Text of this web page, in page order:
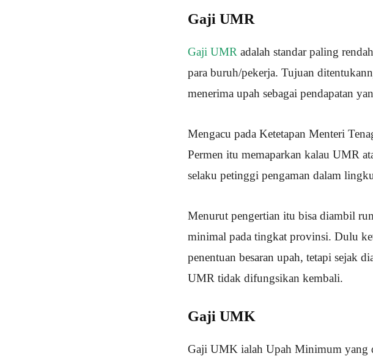
Gaji UMR
Gaji UMR adalah standar paling
para buruh/pekerja. Tujuan
menerima upah sebagai pendapatan
Mengacu pada Ketetapan Menteri
Permen itu memaparkan kalau UMR
selaku petinggi pengaman dalam
Menurut pengertian itu bisa diambil
minimal pada tingkat provinsi. Dulu
penentuan besaran upah, tetapi sejak
UMR tidak difungsikan kembali.
Gaji UMK
Gaji UMK ialah Upah Minimum yang